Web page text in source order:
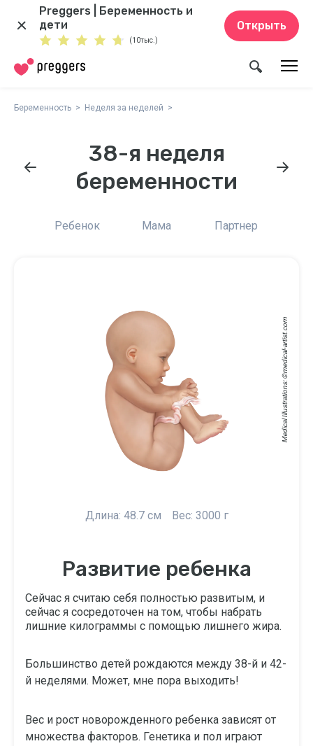
Preggers | Беременность и
дети
(10тыс.)
Открыть
Беременность Неделя за неделей
38-я неделя
беременности
Ребенок Мама Партнер
Medical Illustrations: ©
medical-artist.com
Длина: 48.7 см Вес: 3000 г
Развитие ребенка
Сейчас я считаю себя полностью развитым, и
сейчас я сосредоточен на том, чтобы набрать
лишние килограммы с помощью лишнего жира.
Большинство детей рождаются между 38-й и 42-
й неделями. Может, мне пора выходить!
Вес и рост новорожденного ребенка зависят от
множества факторов. Генетика и пол играют